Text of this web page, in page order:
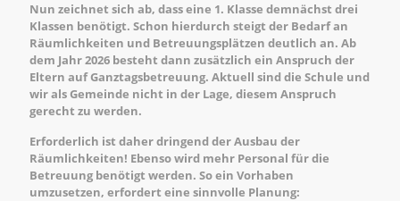
Nun zeichnet sich ab, dass eine 1. Klasse demnächst drei
Klassen benötigt. Schon hierdurch steigt der Bedarf an
Räumlichkeiten und Betreuungsplätzen deutlich an. Ab
dem Jahr 2026 besteht dann zusätzlich ein Anspruch der
Eltern auf Ganztagsbetreuung. Aktuell sind die Schule und
wir als Gemeinde nicht in der Lage, diesem Anspruch
gerecht zu werden.
Erforderlich ist daher dringend der Ausbau der
Räumlichkeiten! Ebenso wird mehr Personal für die
Betreuung benötigt werden. So ein Vorhaben
umzusetzen, erfordert eine sinnvolle Planung: